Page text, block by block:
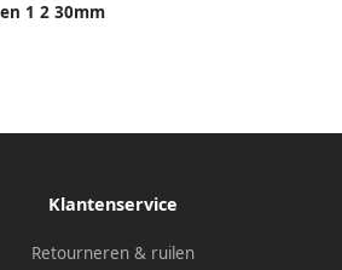
1 2 30mm
Klantenservice
Retourneren & ruilen